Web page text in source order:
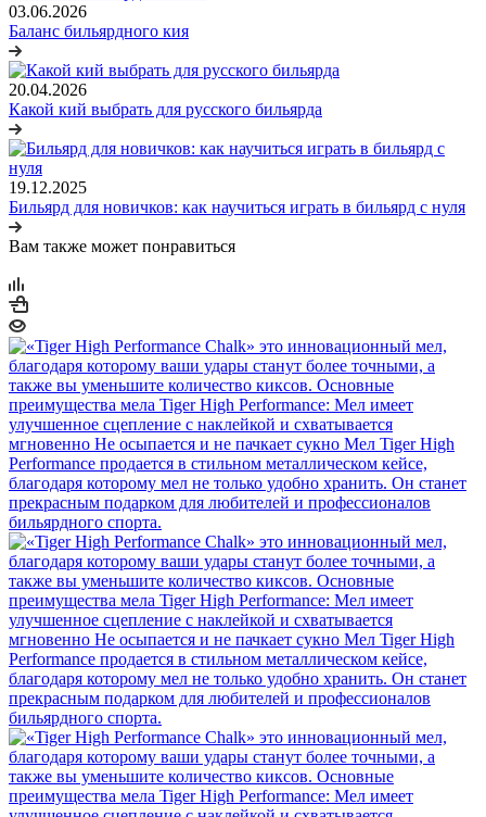
03.06.2026
Баланс бильярдного кия
20.04.2026
Какой кий выбрать для русского бильярда
19.12.2025
Бильярд для новичков: как научиться играть в бильярд с нуля
Вам также может понравиться